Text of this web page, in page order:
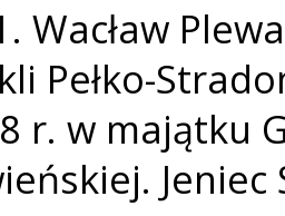
Wacław
Pełko-
r. w majątku